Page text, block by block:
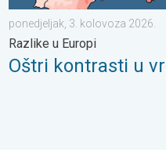
ponedjeljak, 3. kolovoza 2026.
Razlike u Europi
Oštri kontrasti u